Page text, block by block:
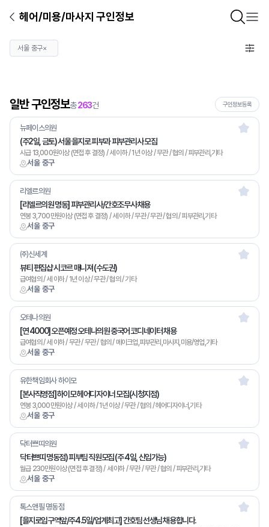
헤어/미용/마사지 구인정보
서울 중구×
일반 구인정보총263건 구인정보등록
서울 중구
뉴페이스의원
(주2일, 금토) 서울 을지로 피부과 피부관리사 모집
시급 13,000원이상 (면접 후 결정) / 세 이하 / 1년 이상 / 무관 / 협의 / 피부관리,기타
서울 중구
리엘르의원
[리엘르의원 명동] 피부관리사/간호조무사 채용
연봉 3,700만원이상 (면접 후 결정) / 세 이하 / 무관 / 무관 / 협의 / 피부관리,기타
서울 중구
㈜신세계
뷰티 편집샵 시코르 매니져 (수도권)
급여협의 / 세 이하 / 1년 이상 / 무관 / 협의 / 기타
서울 중구
오테나의원
[연 4000] 오픈예정 오테나의원 중국어 코디네이터 채용
급여협의 / 세 이하 / 무관 / 무관 / 협의 / 메이크업,피부관리,마사지,미용/영업,기타
서울 중구
유한책임회사 하이모
[본사직영점] 하이모 헤어디자이너 모집(시청지점)
연봉 3,000만원이상 / 세 이하 / 1년 이상 / 무관 / 협의 / 헤어디자이너,기타
서울 중구
닥터쁘띠의원
닥터쁘띠 명동점) 피부팀 직원모집 (주 4일, 신입가능)
월급 230만원이상 (면접 후 결정) / 세 이하 / 무관 / 무관 / 협의 / 피부관리,기타
톡스앤필 명동점
[을지로입구역앞/주4.5일/업계최고] 간호팀 선생님 채용합니다.